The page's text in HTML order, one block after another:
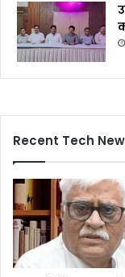
Recent Tech